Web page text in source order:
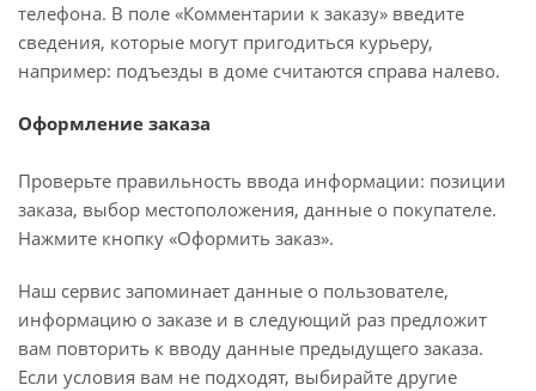
телефона. В поле «Комментарии к заказу» введите
сведения, которые могут пригодиться курьеру,
например: подъезды в доме считаются справа налево.
Оформление заказа
Проверьте правильность ввода информации: позиции
заказа, выбор местоположения, данные о покупателе.
Нажмите кнопку «Оформить заказ».
Наш сервис запоминает данные о пользователе,
информацию о заказе и в следующий раз предложит
вам повторить к вводу данные предыдущего заказа.
Если условия вам не подходят, выбирайте другие